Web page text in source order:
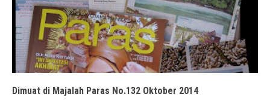
Dimuat di Majalah Paras No.132 Oktober 2014